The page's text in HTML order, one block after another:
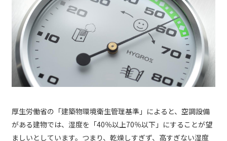
厚生労働省の「建築物環境衛生管理基準」によると、空調設備
がある建物では、湿度を「40％以上70％以下」にすることが望
ましいとしています。つまり、乾燥しすぎず、高すぎない湿度